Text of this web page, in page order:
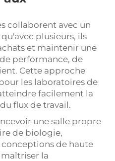
collaborent avec un
plusieurs, ils
et maintenir une
performance, de
Cette approche
les laboratoires de
facilement la
flux de travail.
une salle propre
de biologie,
de haute
la